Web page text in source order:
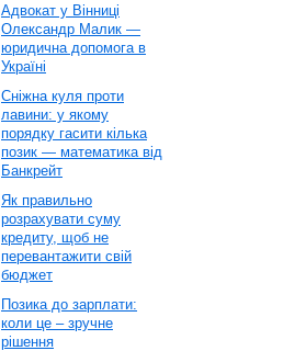
Адвокат у Вінниці
Олександр Малик —
юридична допомога в
Україні
Сніжна куля проти
лавини: у якому
порядку гасити кілька
позик — математика від
Банкрейт
Як правильно
розрахувати суму
кредиту, щоб не
перевантажити свій
бюджет
Позика до зарплати:
коли це – зручне
рішення